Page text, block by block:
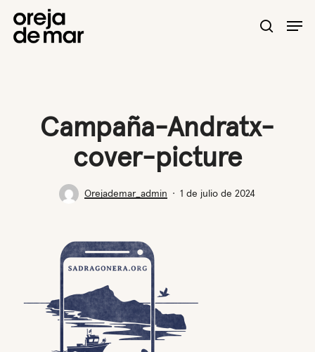
search
Campaña-Andratx-
cover-picture
Orejademar_admin 1 de julio de 2024